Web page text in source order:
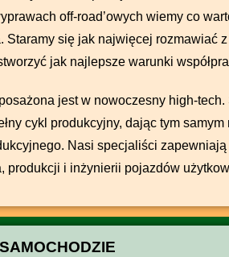
off-road’owych wiemy co
Staramy się jak najwięcej rozmawiać
jak najlepsze warunki
jest w nowoczesny high-
cykl produkcyjny, dając tym
Nasi specjaliści zapewniają
produkcji i inżynierii pojazdów